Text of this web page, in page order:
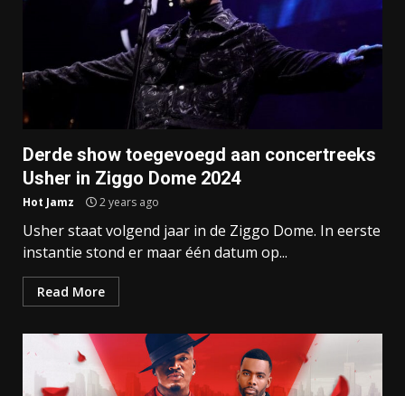
Derde show toegevoegd aan concertreeks
Usher in Ziggo Dome 2024
Hot Jamz 2 years ago
Usher staat volgend jaar in de Ziggo Dome. In eerste
instantie stond er maar één datum op...
Read More